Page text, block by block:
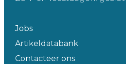
Jobs
Artikeldatabank
Contacteer ons